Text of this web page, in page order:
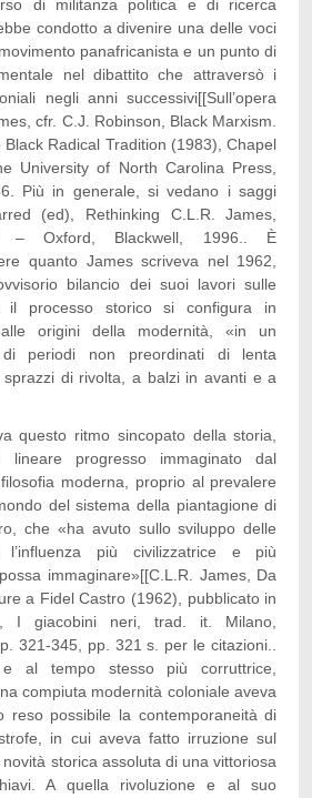
di militanza politica e di ricerca
condotto a divenire una delle voci
panafricanista e un punto di
nel dibattito che attraversò i
negli anni successivi[[Sull’opera
cfr. C.J. Robinson, Black Marxism.
Radical Tradition (1983), Chapel
University of North Carolina Press,
Più in generale, si vedano i saggi
(ed), Rethinking C.L.R. James,
– Oxford, Blackwell, 1996.. È
quanto James scriveva nel 1962,
bilancio dei suoi lavori sulle
il processo storico si configura in
origini della modernità, «in un
di periodi non preordinati di lenta
di rivolta, a balzi in avanti e a
questo ritmo sincopato della storia,
progresso immaginato dal
moderna, proprio al prevalere
del sistema della piantagione di
che «ha avuto sullo sviluppo delle
l’influenza più civilizzatrice e più
immaginare»[[C.L.R. James, Da
a Fidel Castro (1962), pubblicato in
I giacobini neri, trad. it. Milano,
321-345, pp. 321 s. per le citazioni..
e al tempo stesso più corruttrice,
compiuta modernità coloniale aveva
reso possibile la contemporaneità di
in cui aveva fatto irruzione sul
storica assoluta di una vittoriosa
A quella rivoluzione e al suo